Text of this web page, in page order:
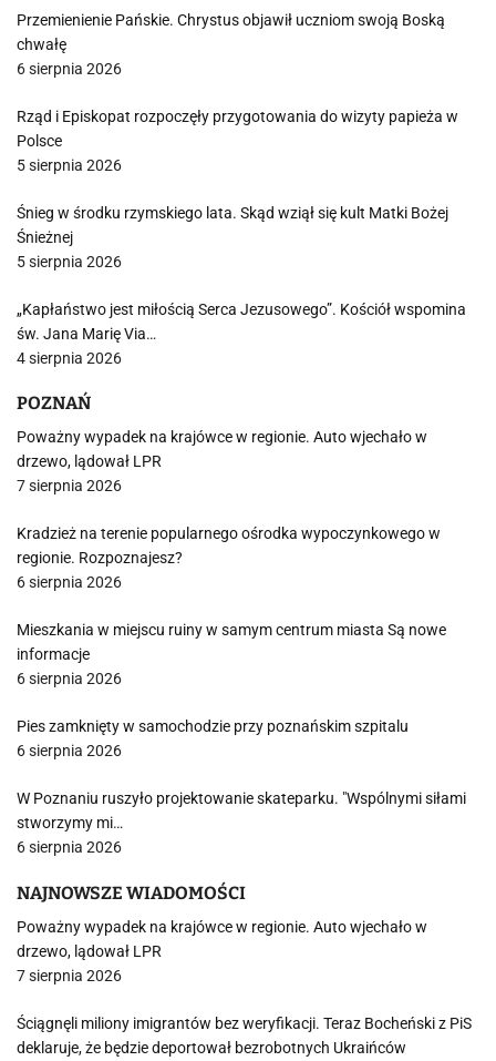
Przemienienie Pańskie. Chrystus objawił uczniom swoją Boską
chwałę
6 sierpnia 2026
Rząd i Episkopat rozpoczęły przygotowania do wizyty papieża w
Polsce
5 sierpnia 2026
Śnieg w środku rzymskiego lata. Skąd wziął się kult Matki Bożej
Śnieżnej
5 sierpnia 2026
„Kapłaństwo jest miłością Serca Jezusowego”. Kościół wspomina
św. Jana Marię Via…
4 sierpnia 2026
POZNAŃ
Poważny wypadek na krajówce w regionie. Auto wjechało w
drzewo, lądował LPR
7 sierpnia 2026
Kradzież na terenie popularnego ośrodka wypoczynkowego w
regionie. Rozpoznajesz?
6 sierpnia 2026
Mieszkania w miejscu ruiny w samym centrum miasta Są nowe
informacje
6 sierpnia 2026
Pies zamknięty w samochodzie przy poznańskim szpitalu
6 sierpnia 2026
W Poznaniu ruszyło projektowanie skateparku. "Wspólnymi siłami
stworzymy mi…
6 sierpnia 2026
NAJNOWSZE WIADOMOŚCI
Poważny wypadek na krajówce w regionie. Auto wjechało w
drzewo, lądował LPR
7 sierpnia 2026
Ściągnęli miliony imigrantów bez weryfikacji. Teraz Bocheński z PiS
deklaruje, że będzie deportował bezrobotnych Ukraińców